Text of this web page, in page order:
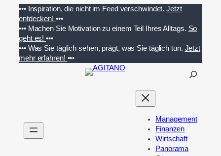
Inhalt
springen
••• Inspiration, die nicht im Feed verschwindet. Jetzt
entdecken! •••
••• Machen Sie Motivation zu einem Teil Ihres Alltags. So
geht es!•••
••• Was Sie täglich sehen, prägt, was Sie täglich tun. Jetzt
mehr erfahren! •••
n
Management
Finanzen
Wirtschaft
Panorama